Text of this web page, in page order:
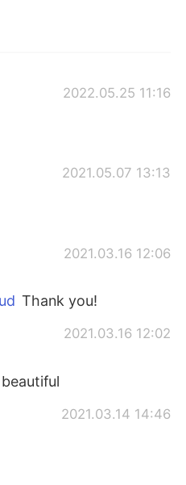
2022.05.25 11:16
2021.05.07 13:13
2021.03.16 12:06
Thank you!
2021.03.16 12:02
2021.03.14 14:46